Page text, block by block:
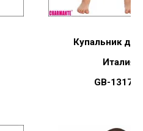
Купальник
Италия
GB-131703